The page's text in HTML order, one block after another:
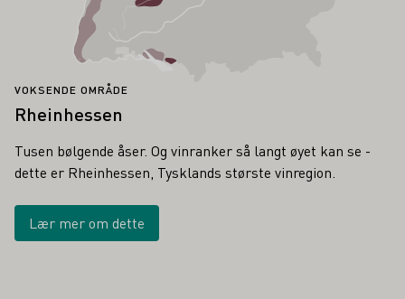
VOKSENDE OMRÅDE
Rheinhessen
Tusen bølgende åser. Og vinranker så langt øyet kan se -
dette er Rheinhessen, Tysklands største vinregion.
Lær mer om dette